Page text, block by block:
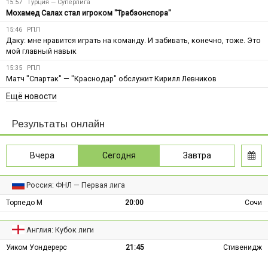
15:57 Турция — Суперлига
Мохамед Салах стал игроком "Трабзонспора"
15:46 РПЛ
Даку: мне нравится играть на команду. И забивать, конечно, тоже. Это
мой главный навык
15:35 РПЛ
Матч "Спартак" — "Краснодар" обслужит Кирилл Левников
Ещё новости
Результаты онлайн
Вчера Сегодня Завтра
Россия: ФНЛ — Первая лига
Торпедо М 20:00 Сочи
Англия: Кубок лиги
Уиком Уондерерс 21:45
Стивенидж